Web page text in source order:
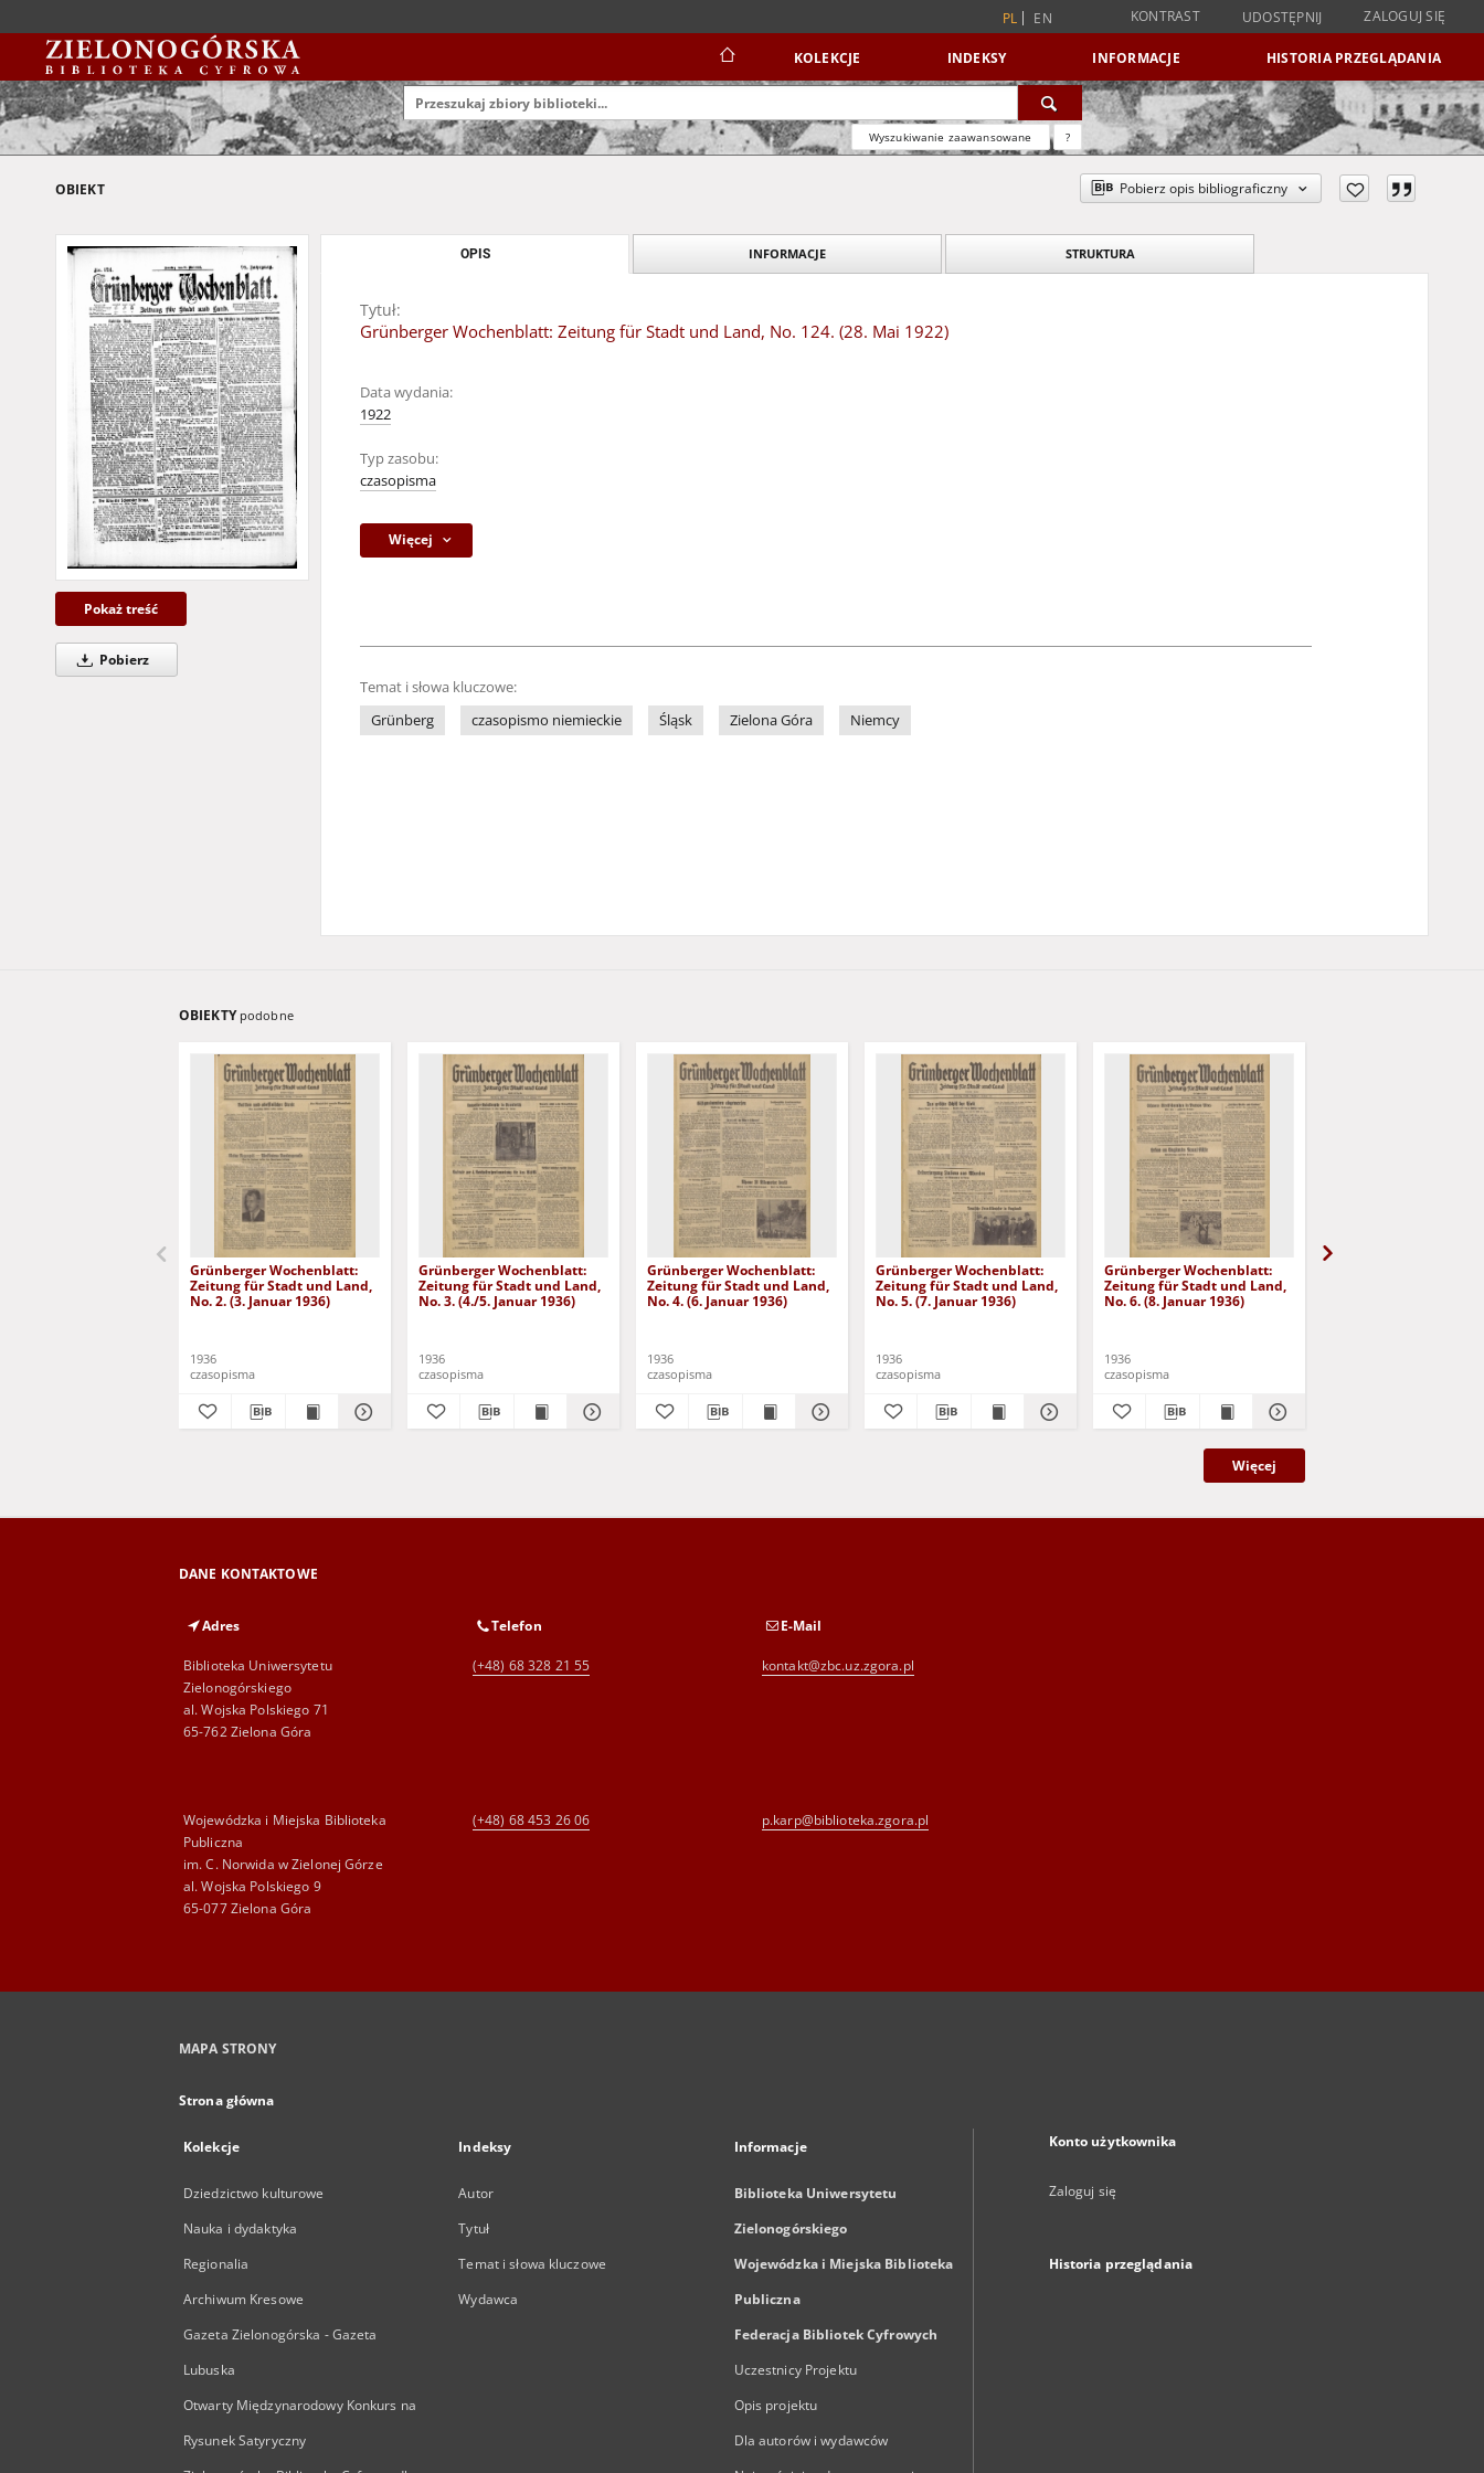
PL EN KONTRAST UDOSTĘPNIJ ZALOGUJ SIĘ
KOLEKCJE INDEKSY INFORMACJE HISTORIA PRZEGLĄDANIA
Wyszukiwanie zaawansowane ?
OBIEKT Pobierz opis bibliograficzny
Pokaż treść
Pobierz
OPIS INFORMACJE STRUKTURA
Tytuł:
Grünberger Wochenblatt: Zeitung für Stadt und Land, No. 124. (28. Mai 1922)
Data wydania:
1922
Typ zasobu:
czasopisma
Więcej
Temat i słowa kluczowe:
Grünberg
czasopismo niemieckie Śląsk Zielona Góra Niemcy
OBIEKTY podobne
Grünberger Wochenblatt:
Zeitung für Stadt und Land,
No. 2. (3. Januar 1936)
1936
czasopisma
Grünberger Wochenblatt:
Zeitung für Stadt und Land,
No. 3. (4./5. Januar 1936)
1936
czasopisma
Grünberger Wochenblatt:
Zeitung für Stadt und Land,
No. 4. (6. Januar 1936)
1936
czasopisma
Grünberger Wochenblatt:
Zeitung für Stadt und Land,
No. 5. (7. Januar 1936)
1936
czasopisma
Grünberger Wochenblatt:
Zeitung für Stadt und Land,
No. 6. (8. Januar 1936)
1936
czasopisma
Więcej
DANE KONTAKTOWE
Adres
Biblioteka Uniwersytetu
Zielonogórskiego
al. Wojska Polskiego 71
65-762 Zielona Góra
Telefon
(+48) 68 328 21 55
E-Mail
kontakt@zbc.uz.zgora.pl
Wojewódzka i Miejska Biblioteka
Publiczna
im. C. Norwida w Zielonej Górze
al. Wojska Polskiego 9
65-077 Zielona Góra
(+48) 68 453 26 06 p.karp@biblioteka.zgora.pl
MAPA STRONY
Strona główna
Kolekcje
Dziedzictwo kulturowe
Nauka i dydaktyka
Regionalia
Archiwum Kresowe
Gazeta Zielonogórska - Gazeta
Lubuska
Otwarty Międzynarodowy Konkurs na
Rysunek Satyryczny
Indeksy
Autor
Tytuł
Temat i słowa kluczowe
Wydawca
Informacje
Biblioteka Uniwersytetu
Zielonogórskiego
Wojewódzka i Miejska Biblioteka
Publiczna
Federacja Bibliotek Cyfrowych
Uczestnicy Projektu
Opis projektu
Dla autorów i wydawców
Konto użytkownika
Zaloguj się
Historia przeglądania